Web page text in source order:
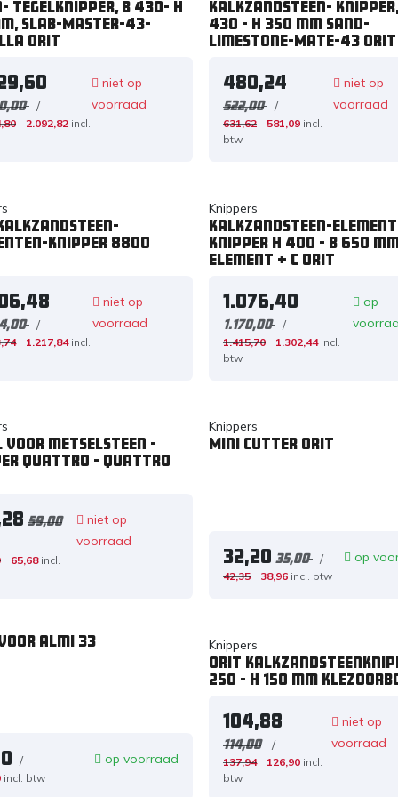
tegelknipper, B 430- H
Slab-Master-43-
ORIT
/
2.092,82 incl.
niet op
voorraad
Kalkzandsteen- knipper,
430 - H 350 mm Sand-
Limestone-Mate-43 ORIT
480,24
522,00 /
631,62 581,09 incl.
btw
niet op
voorraad
knipper 8800
/
1.217,84 incl.
niet op
voorraad
Knippers
Kalkzandsteen-
knipper H 400 - B 650
Element + C ORIT
1.076,40
1.170,00 /
1.415,70 1.302,44 incl.
btw
op
voor metselsteen -
Quattro - Quattro
59,00
65,68 incl.
niet op
voorraad
Knippers
Mini cutter ORIT
32,20 35,00 /
42,35 38,96 incl. btw
op
almi 33
/
incl. btw
op voorraad
Knippers
Orit
250 - H 150 mm
104,88
114,00 /
137,94 126,90 incl.
btw
niet op
voorraad